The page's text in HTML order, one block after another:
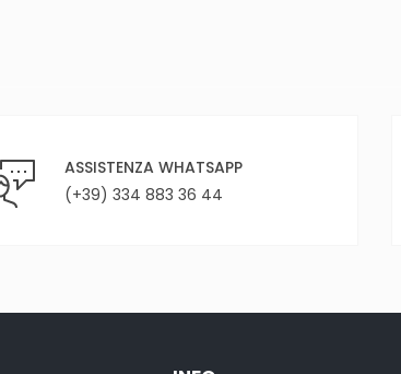
ASSISTENZA WHATSAPP
(+39) 334 883 36 44